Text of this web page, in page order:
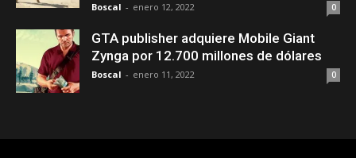
Boscal - enero 12, 2022 0
GTA publisher adquiere Mobile Giant
Zynga por 12.700 millones de dólares
Boscal - enero 11, 2022 0